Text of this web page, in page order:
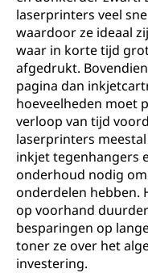
laserprinters veel
waardoor ze ideaal
waar in korte tijd
afgedrukt.
pagina dan
hoeveelheden moet
verloop van tijd
laserprinters
inkjet tegenhangers
onderhoud nodig
onderdelen hebben.
op voorhand
besparingen op
toner ze over het
investering.